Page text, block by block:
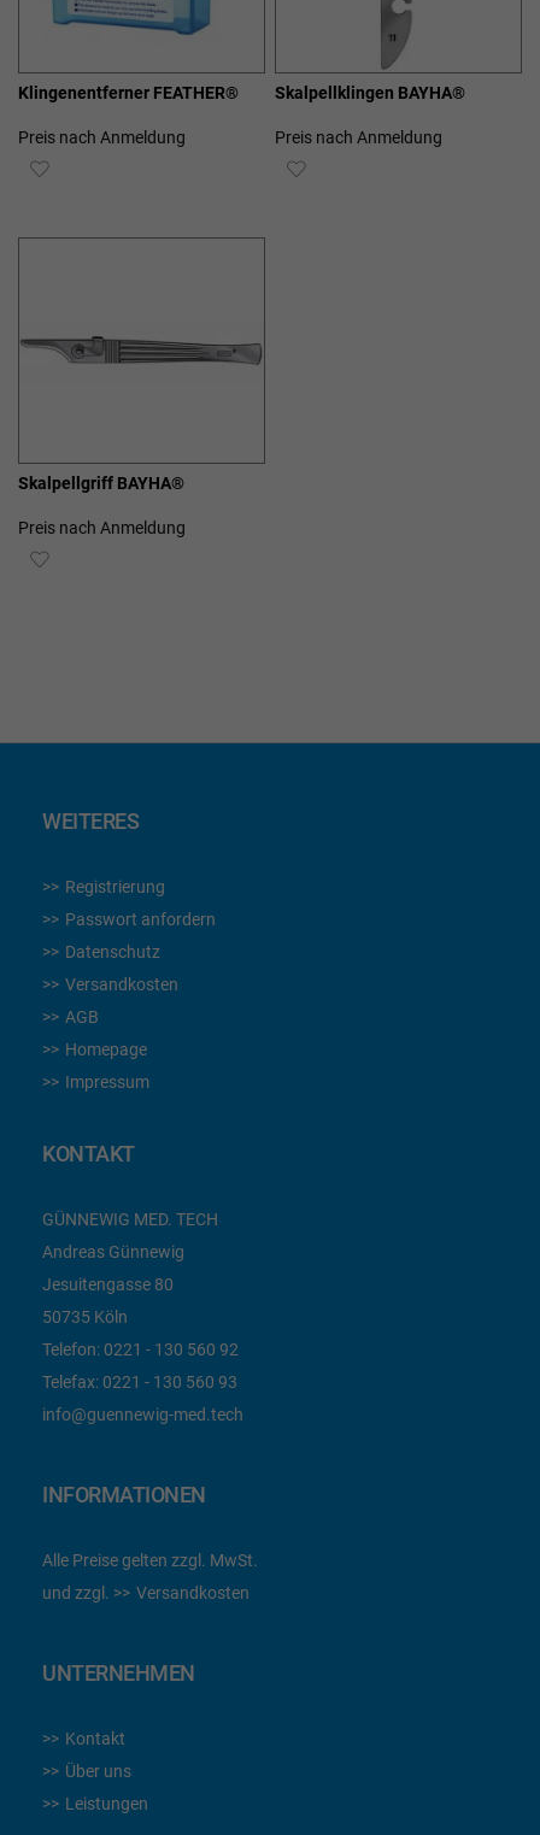
Klingenentferner FEATHER®
Preis nach Anmeldung
ZUR
Skalpellklingen BAYHA®
Preis nach Anmeldung
ZUR
Skalpellgriff BAYHA®
Preis nach Anmeldung
ZUR
WEITERES
Registrierung
Passwort anfordern
Datenschutz
Versandkosten
AGB
Homepage
Impressum
KONTAKT
GÜNNEWIG MED. TECH
Andreas Günnewig
Jesuitengasse 80
50735 Köln
Telefon: 0221 - 130 560 92
Telefax: 0221 - 130 560 93
info@guennewig-med.tech
INFORMATIONEN
Alle Preise gelten zzgl. MwSt.
und zzgl.
Versandkosten
UNTERNEHMEN
Kontakt
Über uns
Leistungen